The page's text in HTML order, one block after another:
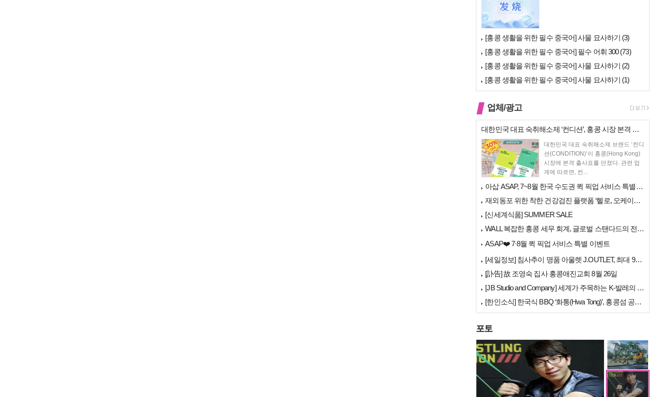
[홍콩 생활을 위한 필수 중국어] 사물 묘사하기 (3)
[홍콩 생활을 위한 필수 중국어] 필수 어휘 300 (73)
[홍콩 생활을 위한 필수 중국어] 사물 묘사하기 (2)
[홍콩 생활을 위한 필수 중국어] 사물 묘사하기 (1)
업체/광고
대한민국 대표 숙취해소제 ‘컨디션’, 홍콩 시장 본격 상륙… 왓슨스 입점…
대한민국 대표 숙취해소제 브랜드 ‘컨디
션(CONDITION)’이 홍콩(Hong Kong)
시장에 본격 출사표를 던졌다. 관련 업
계에 따르면, 컨...
아삽 ASAP, 7~8월 한국 수도권 퀵 픽업 서비스 특별 프로모션 실시
재외동포 위한 착한 건강검진 플랫폼 ‘헬로, 오케이검진’ 서비스 개시
[신세계식품] SUMMER SALE
WALL 복잡한 홍콩 세무 회계, 글로벌 스탠다드의 전문가들이 답을 드립…
ASAP❤️ 7·8월 퀵 픽업 서비스 특별 이벤트
[세일정보] 침사추이 명품 아울렛 J.OUTLET, 최대 90% 빅 세일…
[訃告] 故 조영숙 집사 홍콩애진교회 8월 26일
[JB Studio and Company] 세계가 주목하는 K-발레의 비…
[한인소식] 한국식 BBQ ‘화통(Hwa Tong)’, 홍콩섬 공략 본격…
포토[홍콩사고] 퉁충서…